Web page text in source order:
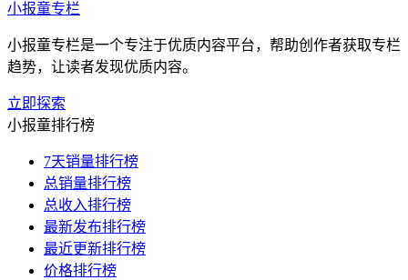
小报童专栏
小报童专栏是一个专注于优质内容平台，帮助创作者获取专栏
趋势，让读者发现优质内容。
立即探索
小报童排行榜
7天销量排行榜
总销量排行榜
总收入排行榜
最新发布排行榜
最近更新排行榜
价格排行榜